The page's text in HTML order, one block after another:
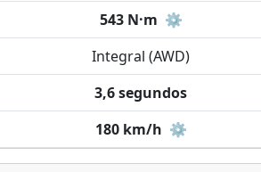
543 N·m ⚙️
Integral (AWD)
3,6 segundos
180 km/h ⚙️